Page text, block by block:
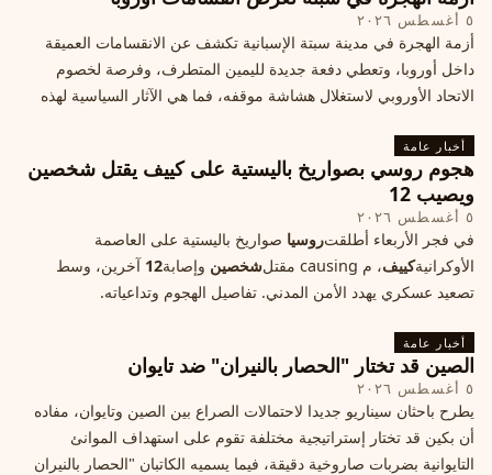
٥ أغسطس ٢٠٢٦
أزمة الهجرة في مدينة سبتة الإسبانية تكشف عن الانقسامات العميقة
داخل أوروبا، وتعطي دفعة جديدة لليمين المتطرف، وفرصة لخصوم
الاتحاد الأوروبي لاستغلال هشاشة موقفه، فما هي الآثار السياسية لهذه
أخبار عامة
هجوم روسي بصواريخ باليستية على كييف يقتل شخصين
ويصيب 12
٥ أغسطس ٢٠٢٦
في فجر الأربعاء أطلقتروسيا صواريخ باليستية على العاصمة
الأوكرانيةكييف، م causing مقتل شخصين وإصابة12 آخرين، وسط
تصعيد عسكري يهدد الأمن المدني. تفاصيل الهجوم وتداعياته.
أخبار عامة
الصين قد تختار "الحصار بالنيران" ضد تايوان
٥ أغسطس ٢٠٢٦
يطرح باحثان سيناريو جديدا لاحتمالات الصراع بين الصين وتايوان، مفاده
أن بكين قد تختار إستراتيجية مختلفة تقوم على استهداف الموانئ
التايوانية بضربات صاروخية دقيقة، فيما يسميه الكاتبان "الحصار بالنيران